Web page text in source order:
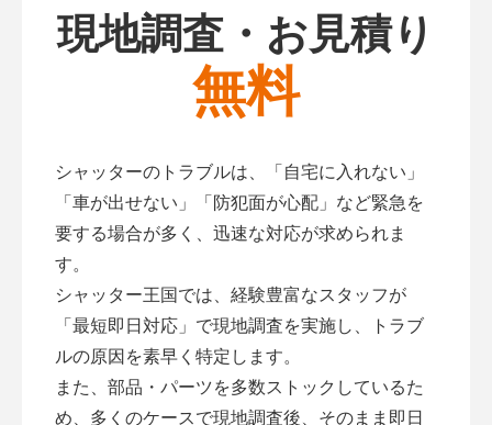
現地調査・お見積り
無料
シャッターのトラブルは、「自宅に入れない」
「車が出せない」「防犯面が心配」など緊急を
要する場合が多く、迅速な対応が求められま
す。
シャッター王国では、経験豊富なスタッフが
「最短即日対応」で現地調査を実施し、トラブ
ルの原因を素早く特定します。
また、部品・パーツを多数ストックしているた
め、多くのケースで現地調査後、そのまま即日